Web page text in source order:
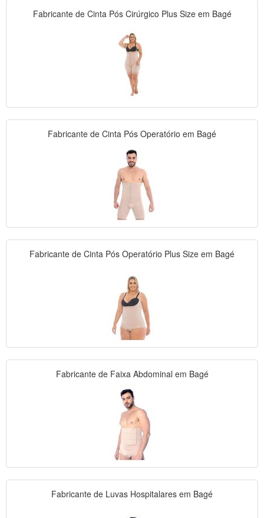
Fabricante de Cinta Pós Cirúrgico Plus Size em Bagé
Fabricante de Cinta Pós Operatório em Bagé
Fabricante de Cinta Pós Operatório Plus Size em Bagé
Fabricante de Faixa Abdominal em Bagé
Fabricante de Luvas Hospitalares em Bagé